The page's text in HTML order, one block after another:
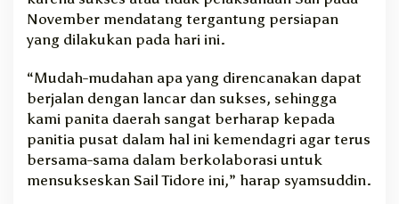
November mendatang tergantung persiapan
yang dilakukan pada hari ini.
“Mudah-mudahan apa yang direncanakan dapat
berjalan dengan lancar dan sukses, sehingga
kami panita daerah sangat berharap kepada
panitia pusat dalam hal ini kemendagri agar terus
bersama-sama dalam berkolaborasi untuk
mensukseskan Sail Tidore ini,” harap syamsuddin.